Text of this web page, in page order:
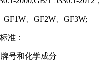
、GF2W、GF3W;
准：
号和化学成分